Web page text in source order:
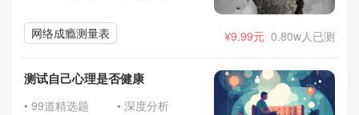
网络成瘾测量表 0.80w人已测
¥9.99元
测试自己心理是否健康
• 99道精选题 • 深度分析